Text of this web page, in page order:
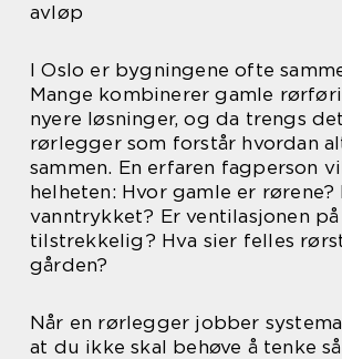
avløp
I Oslo er bygningene ofte
Mange kombinerer gamle
nyere løsninger, og da trengs
rørlegger som forstår hvordan
sammen. En erfaren fagperson
helheten: Hvor gamle er rørene?
vanntrykket? Er ventilasjonen
tilstrekkelig? Hva sier felles
gården?
Når en rørlegger jobber
at du ikke skal behøve å tenke